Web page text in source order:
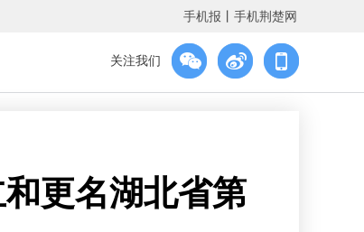
手机报 手机荆楚网
关注我们
更名湖北省第